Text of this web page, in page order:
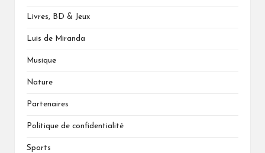
Livres, BD & Jeux
Luis de Miranda
Musique
Nature
Partenaires
Politique de confidentialité
Sports